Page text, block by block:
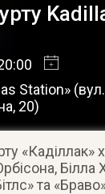
Station»
20)
«Каділлак»
Білла
та